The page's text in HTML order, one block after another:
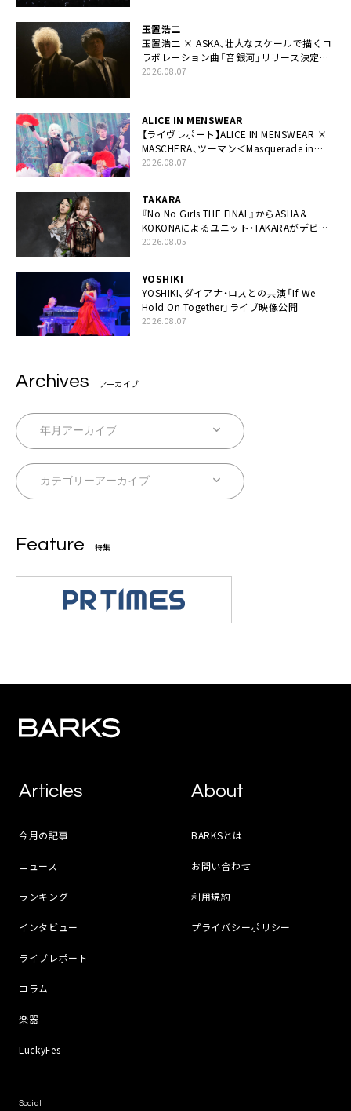
玉置浩二
玉置浩二 × ASKA、壮大なスケールで描くコ
ラボレーション曲「音銀河」リリース決定。
カップリングには新曲「命の宿り」収録も
2026.08.07
ALICE IN MENSWEAR
【ライヴレポート】ALICE IN MENSWEAR ×
MASCHERA、ツーマン＜Masquerade in
Wonderland＞に一夜限り豪華共演と14年
2026.08.07
TAKARA
『No No Girls THE FINAL』からASHA＆
KOKONAによるユニット・TAKARAがデビュ
ー
2026.08.05
YOSHIKI
YOSHIKI、ダイアナ・ロスとの共演「If We
Hold On Together」ライブ映像公開
2026.08.07
Archives アーカイブ
Feature 特集
Articles
今月の記事
ニュース
ランキング
インタビュー
ライブレポート
コラム
楽器
LuckyFes
About
BARKSとは
お問い合わせ
利用規約
プライバシーポリシー
Social